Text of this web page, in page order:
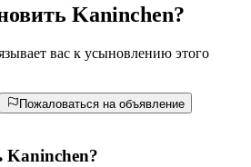
Kaninchen?
вас к усыновлению этого
Пожаловаться на объявление
Kaninchen?